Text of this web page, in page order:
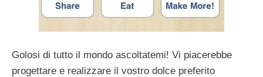
Golosi di tutto il mondo ascoltatemi! Vi piacerebbe
progettare e realizzare il vostro dolce preferito